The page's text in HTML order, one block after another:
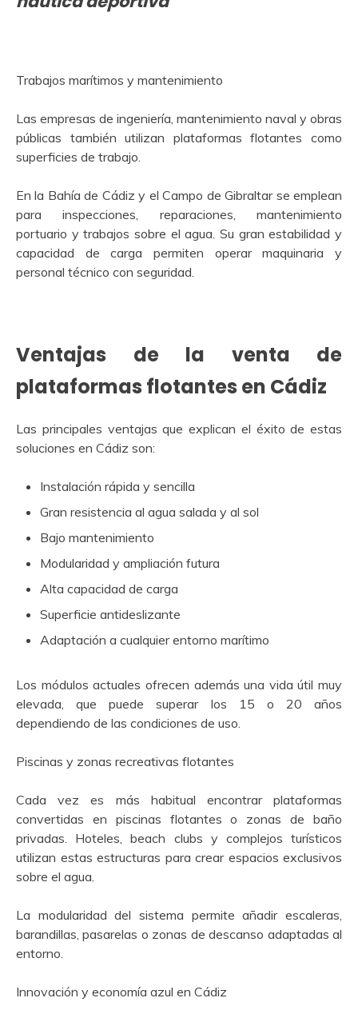
Trabajos marítimos y mantenimiento
Las empresas de ingeniería, mantenimiento naval y obras
públicas también utilizan plataformas flotantes como
superficies de trabajo.
En la Bahía de Cádiz y el Campo de Gibraltar se emplean
para inspecciones, reparaciones, mantenimiento
portuario y trabajos sobre el agua. Su gran estabilidad y
capacidad de carga permiten operar maquinaria y
personal técnico con seguridad.
Ventajas de la venta de
plataformas flotantes en Cádiz
Las principales ventajas que explican el éxito de estas
soluciones en Cádiz son:
Instalación rápida y sencilla
Gran resistencia al agua salada y al sol
Bajo mantenimiento
Modularidad y ampliación futura
Alta capacidad de carga
Superficie antideslizante
Adaptación a cualquier entorno marítimo
Los módulos actuales ofrecen además una vida útil muy
elevada, que puede superar los 15 o 20 años
dependiendo de las condiciones de uso.
Piscinas y zonas recreativas flotantes
Cada vez es más habitual encontrar plataformas
convertidas en piscinas flotantes o zonas de baño
privadas. Hoteles, beach clubs y complejos turísticos
utilizan estas estructuras para crear espacios exclusivos
sobre el agua.
La modularidad del sistema permite añadir escaleras,
barandillas, pasarelas o zonas de descanso adaptadas al
entorno.
Innovación y economía azul en Cádiz